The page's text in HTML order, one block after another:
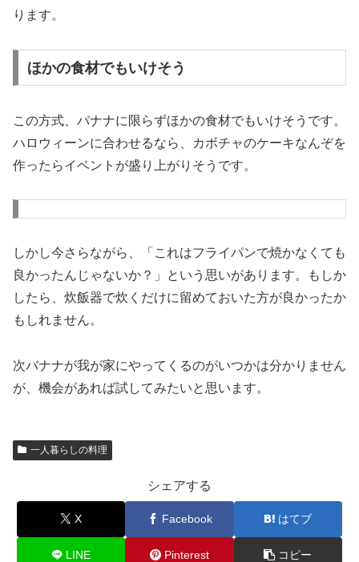
ります。
ほかの食材でもいけそう
この方式、バナナに限らずほかの食材でもいけそうです。
ハロウィーンに合わせるなら、カボチャのケーキなんぞを
作ったらイベントが盛り上がりそうです。
しかし今さらながら、「これはフライパンで焼かなくても
良かったんじゃないか？」という思いがあります。もしか
したら、炊飯器で炊くだけに留めておいた方が良かったか
もしれません。
次バナナが我が家にやってくるのがいつかは分かりません
が、機会があれば試してみたいと思います。
一人暮らしの料理
シェアする
X Facebook はてブ
LINE Pinterest コピー